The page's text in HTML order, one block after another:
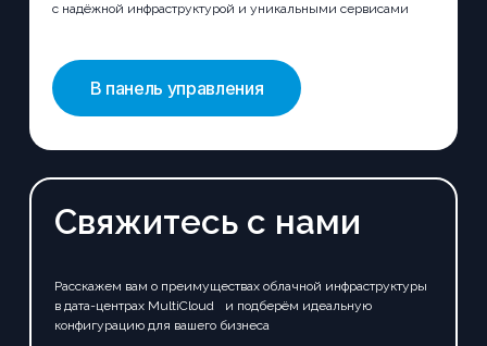
с надёжной инфраструктурой и уникальными сервисами
В панель управления
Свяжитесь с нами
Расскажем вам о преимуществах облачной инфраструктуры
в дата-центрах MultiCloud и подберём идеальную
конфигурацию для вашего бизнеса